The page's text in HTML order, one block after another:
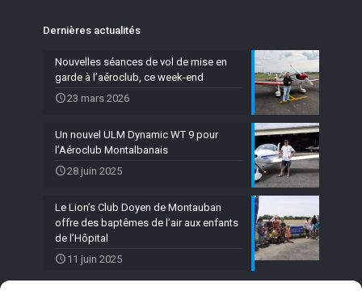
Dernières actualités
Nouvelles séances de vol de mise en
garde à l’aéroclub, ce week-end
23 mars 2026
Un nouvel ULM Dynamic WT 9 pour
l’Aéroclub Montalbanais
28 juin 2025
Le Lion’s Club Doyen de Montauban
offre des baptêmes de l’air aux enfants
de l’Hôpital
11 juin 2025